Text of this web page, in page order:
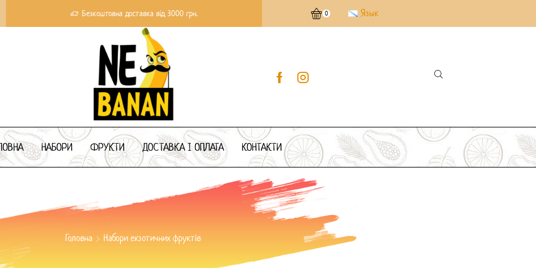
Безкоштовна доставка від 3000 грн. Безкоштовна доставка від 3000 грн.
0 Язык
НАБОРИ ФРУКТИ ДОСТАВКА І ОПЛАТА КОНТАКТИ
Головна Набори екзотичних фруктів